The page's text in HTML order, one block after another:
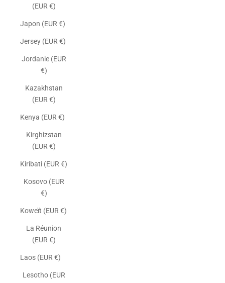
(EUR €)
Japon (EUR €)
Jersey (EUR €)
Jordanie (EUR
€)
Kazakhstan
(EUR €)
Kenya (EUR €)
Kirghizstan
(EUR €)
Kiribati (EUR €)
Kosovo (EUR
€)
Koweït (EUR €)
La Réunion
(EUR €)
Laos (EUR €)
Lesotho (EUR